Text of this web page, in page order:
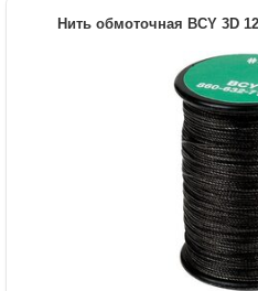
Нить обмоточная BCY 3D